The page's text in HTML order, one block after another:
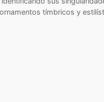
tímbricos y